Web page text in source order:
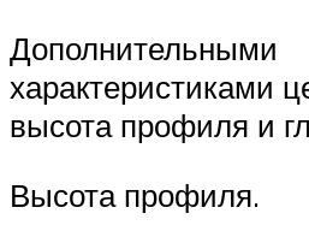
Дополнительными
характеристиками
высота профиля и
Высота профиля.